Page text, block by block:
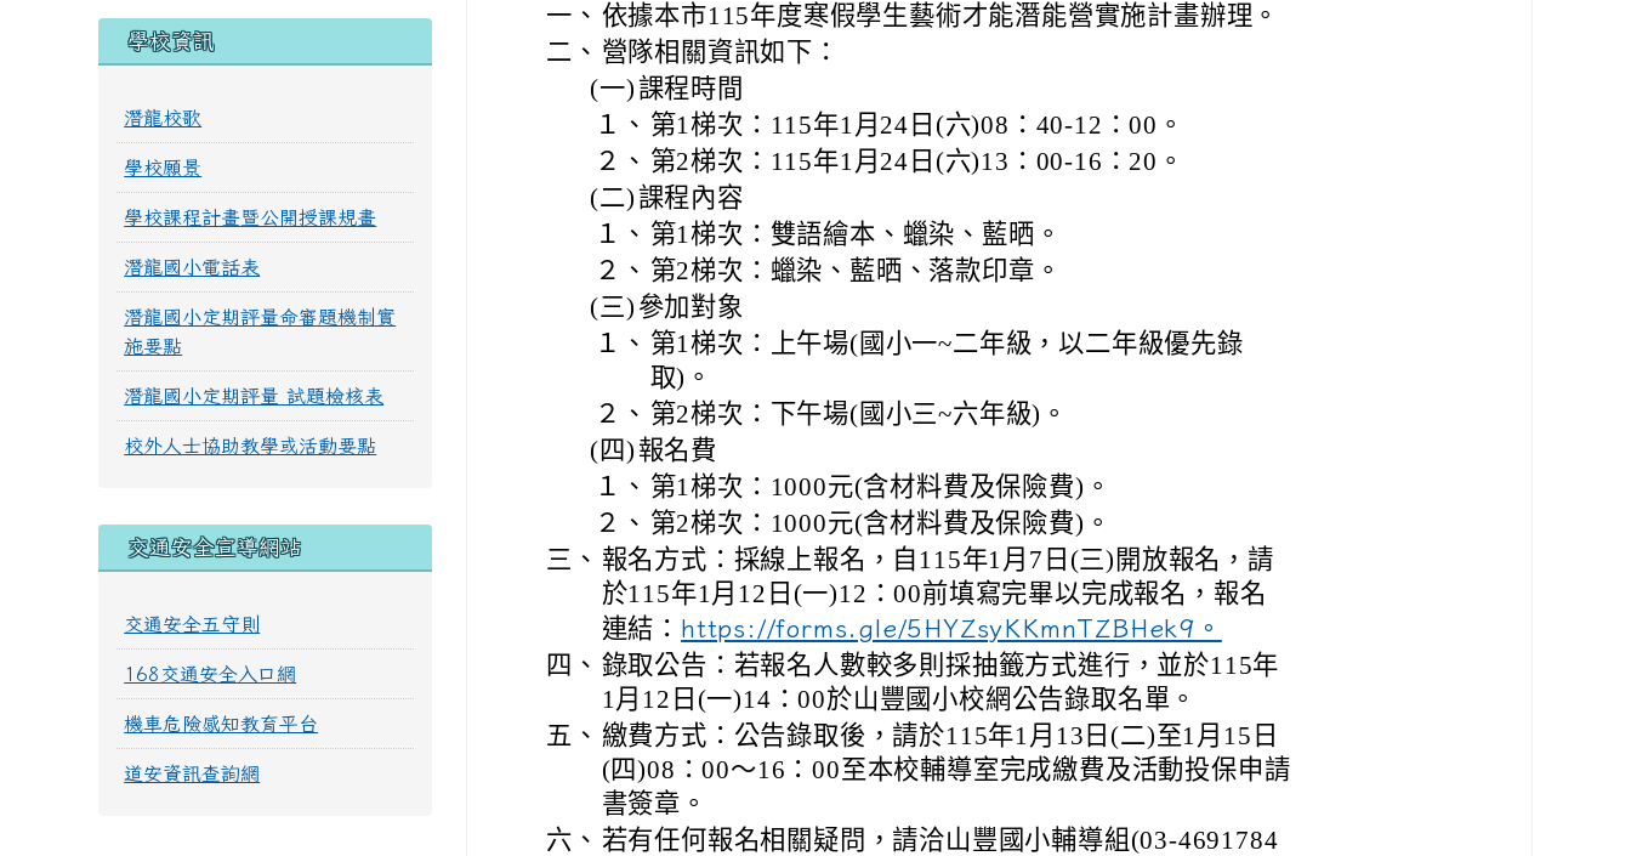
一、 依據本市115年度寒假學生藝術才能潛能營實施計畫辦理。
二、 營隊相關資訊如下：
(一)課程時間
１、 第1梯次：115年1月24日(六)08：40-12：00。
２、 第2梯次：115年1月24日(六)13：00-16：20。
(二)課程內容
１、 第1梯次：雙語繪本、蠟染、藍晒。
２、 第2梯次：蠟染、藍晒、落款印章。
(三) 參加對象
１、 第1梯次：上午場(國小一~二年級，以二年級優先錄
取)。
２、 第2梯次：下午場(國小三~六年級)。
(四) 報名費
１、 第1梯次：1000元(含材料費及保險費)。
２、 第2梯次：1000元(含材料費及保險費)。
三、 報名方式：採線上報名，自115年1月7日(三)開放報名，請
於115年1月12日(一)12：00前填寫完畢以完成報名，報名
連結： https://forms.gle/5HYZsyKKmnTZBHek9。
四、 錄取公告：若報名人數較多則採抽籤方式進行，並於115年
1月12日(一)14：00於山豐國小校網公告錄取名單。
五、 繳費方式：公告錄取後，請於115年1月13日(二)至1月15日
(四)08：00～16：00至本校輔導室完成繳費及活動投保申請
書簽章。
六、 若有任何報名相關疑問，請洽山豐國小輔導組(03-4691784
學校資訊
潛龍校歌
學校願景
學校課程計畫暨公開授課規畫
潛龍國小電話表
潛龍國小定期評量命審題機制實
施要點
潛龍國小定期評量 試題檢核表
校外人士協助教學或活動要點
交通安全宣導網站
交通安全五守則
168交通安全入口網
機車危險感知教育平台
道安資訊查詢網